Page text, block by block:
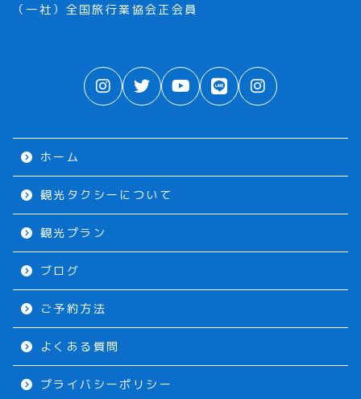
（一社）全国旅行業協会正会員
ホーム
観光タクシーについて
観光プラン
ブログ
ご予約方法
よくある質問
プライバシーポリシー